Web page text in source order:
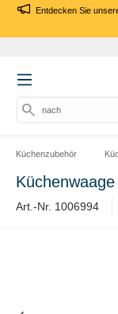
Entdecken Sie
nach Pro
Küchenzubehör
Art.-Nr. 1006994